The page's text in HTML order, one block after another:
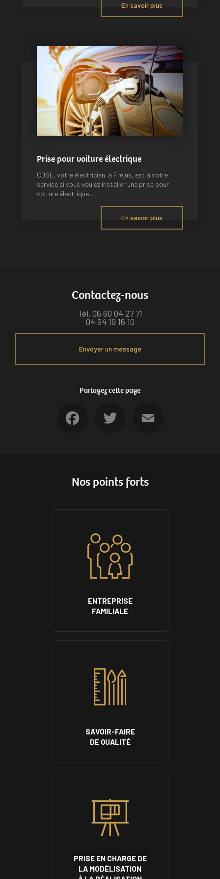
En savoir plus
Prise pour voiture électrique
CDSL, votre électricien à Fréjus, est à votre
service si vous voulez installer une prise pour
voiture électrique....
En savoir plus
Contactez-nous
Tél. 06 60 04 27 71
04 94 19 16 10
Envoyer un message
Partagez cette page
Nos points forts
ENTREPRISE
FAMILIALE
SAVOIR-FAIRE
DE QUALITÉ
PRISE EN CHARGE DE
LA MODÉLISATION